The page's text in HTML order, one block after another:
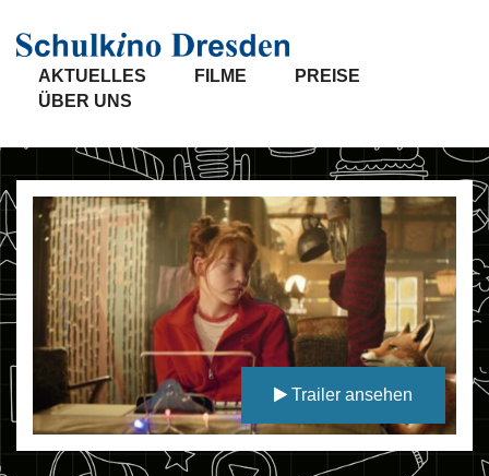
AKTUELLES FILME
PREISE
ÜBER UNS
Trailer ansehen